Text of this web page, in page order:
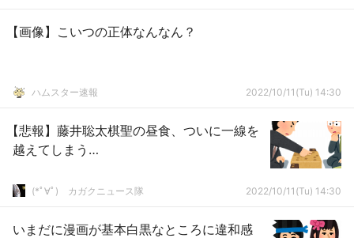
【画像】こいつの正体なんなん？
ハムスター速報 2022/10/11(Tu) 14:30
【悲報】藤井聡太棋聖の昼食、ついに一線を
越えてしまう…
(*ﾟ∀ﾟ)ゞカガクニュース隊 2022/10/11(Tu) 14:30
いまだに漫画が基本白黒なところに違和感